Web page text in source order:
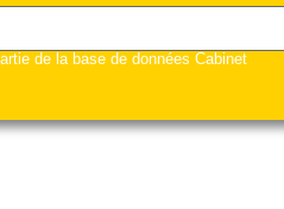
de la base de données Cabinet